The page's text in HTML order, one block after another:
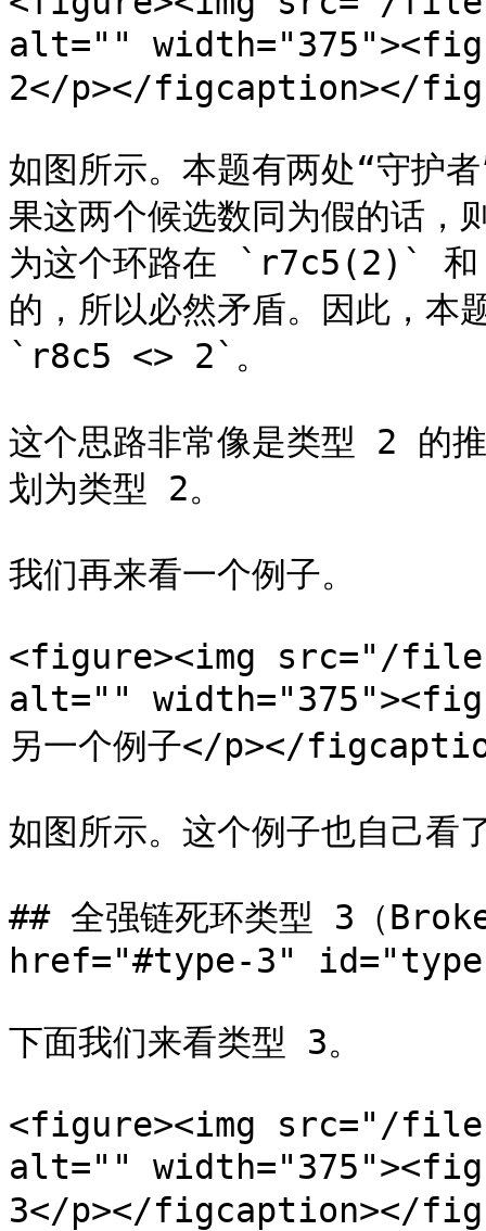
alt=""
2</p></figcaption></
如图所示。本题有两处“守
果这两个候选数同为假的话，
为这个环路在 `r7c5(2)`
的，所以必然矛盾。因此，
`r8c5 <> 2`。
这个思路非常像是类型 2 的
划为类型 2。
我们再来看一个例子。
<figure><img src="/
alt=""
另一个例子</p></
如图所示。这个例子也自己看
## 全强链死环类型 3（
href="#type-3"
下面我们来看类型 3。
<figure><img src="/files/
alt=""
3</p></figcaption></